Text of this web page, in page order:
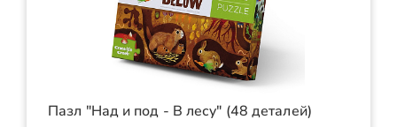
Пазл "Над и под - В лесу" (48 деталей)